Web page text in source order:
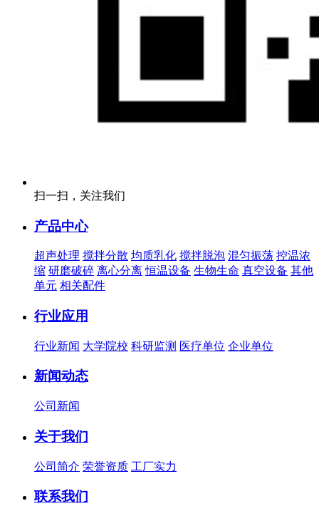
扫一扫，关注我们
产品中心
超声处理 搅拌分散 均质乳化 搅拌脱泡 混匀振荡 控温浓
缩 研磨破碎 离心分离 恒温设备 生物生命 真空设备 其他
单元 相关配件
行业应用
行业新闻 大学院校 科研监测 医疗单位 企业单位
新闻动态
公司新闻
关于我们
公司简介 荣誉资质 工厂实力
联系我们